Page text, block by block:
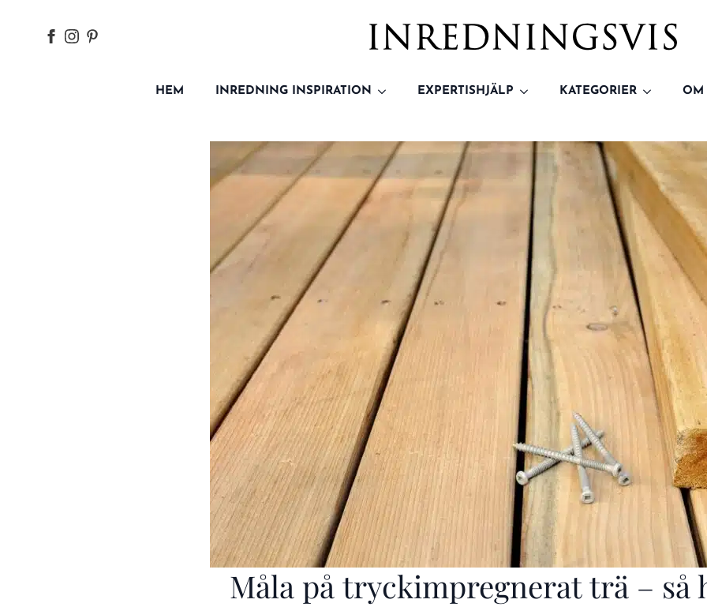
HEM INREDNING INSPIRATION EXPERTISHJÄLP KATEGORIER OM
Måla på tryckimpregnerat trä – så